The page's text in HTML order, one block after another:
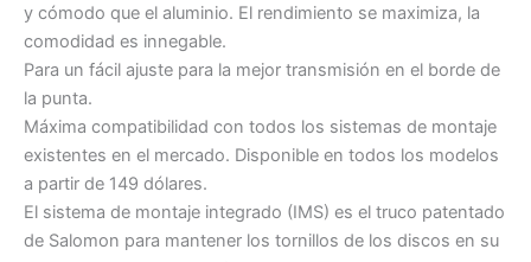
y cómodo que el aluminio. El rendimiento se maximiza, la
comodidad es innegable.
Para un fácil ajuste para la mejor transmisión en el borde de
la punta.
Máxima compatibilidad con todos los sistemas de montaje
existentes en el mercado. Disponible en todos los modelos
a partir de 149 dólares.
El sistema de montaje integrado (IMS) es el truco patentado
de Salomon para mantener los tornillos de los discos en su